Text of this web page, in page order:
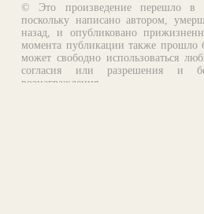
© Это произведение перешло в
поскольку написано автором,
назад, и опубликовано
момента публикации также прошло
может свободно использоваться
согласия или разрешения и
вознаграждения.